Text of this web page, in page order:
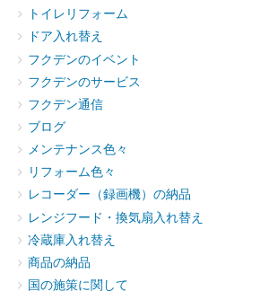
トイレリフォーム
ドア入れ替え
フクデンのイベント
フクデンのサービス
フクデン通信
ブログ
メンテナンス色々
リフォーム色々
レコーダー（録画機）の納品
レンジフード・換気扇入れ替え
冷蔵庫入れ替え
商品の納品
国の施策に関して